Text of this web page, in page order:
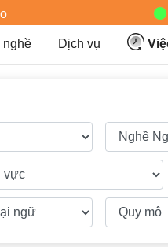
MV: "Tôi Là Nhân Viên
nghề Dịch vụ